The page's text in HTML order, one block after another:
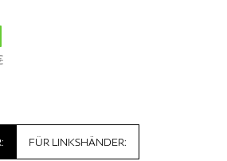
FÜR LINKSHÄNDER: